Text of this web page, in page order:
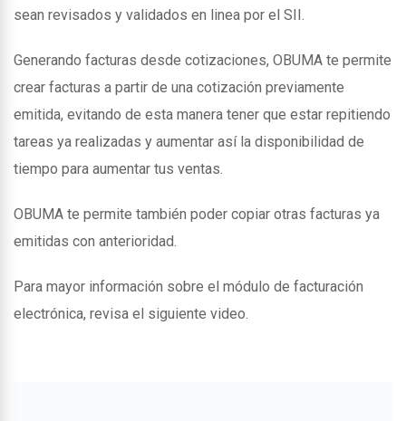
sean revisados y validados en linea por el SII.
Generando facturas desde cotizaciones, OBUMA te permite
crear facturas a partir de una cotización previamente
emitida, evitando de esta manera tener que estar repitiendo
tareas ya realizadas y aumentar así la disponibilidad de
tiempo para aumentar tus ventas.
OBUMA te permite también poder copiar otras facturas ya
emitidas con anterioridad.
Para mayor información sobre el módulo de facturación
electrónica, revisa el siguiente video.